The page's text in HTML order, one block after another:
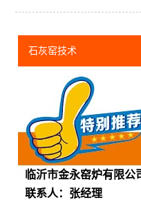
石灰窑技术
临沂市金永窑炉有限公
联系人：张经理